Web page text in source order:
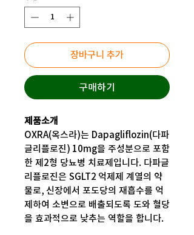
장바구니 추가
구매하기
제품소개
OXRA(옥스라)는 Dapagliflozin(다파
글리플로진) 10mg을 주성분으로 포함
한 제2형 당뇨병 치료제입니다. 다파글
리플로진은 SGLT2 억제제 계열의 약
물로, 신장에서 포도당의 재흡수를 억
제하여 소변으로 배출되도록 도와 혈당
을 효과적으로 낮추는 역할을 합니다.